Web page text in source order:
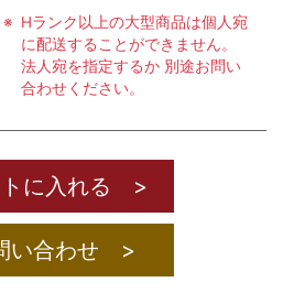
Hランク以上の大型商品は個人宛
に配送することができません。
法人宛を指定するか 別途お問い
合わせください。
トに入れる >
い合わせ >